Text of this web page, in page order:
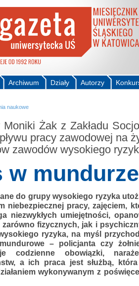
Autorzy
Działy
Archiwum
naukowe
Moniki Żak z Zakładu
pracy zawodowej na
zawodów wysokiego
w mundurze
do grupy wysokiego ryzyka
niebezpiecznej pracy, zajęciem,
niezwykłych umiejętności,
fizycznych, jak i
ryzyka, na myśl
– policjanta czy
codzienne obowiązki,
a ich praca jest służbą, która
wykonywanym z